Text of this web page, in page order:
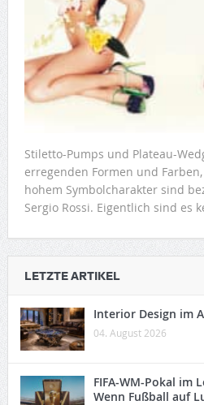
Stiletto-Pumps und Plateau-
erregenden Formen und
hohem Symbolcharakter sind
Sergio Rossi. Eigentlich sind es
LETZTE ARTIKEL
Interior Design im
04. August 2026
FIFA-WM-Pokal im
Wenn Fußball auf